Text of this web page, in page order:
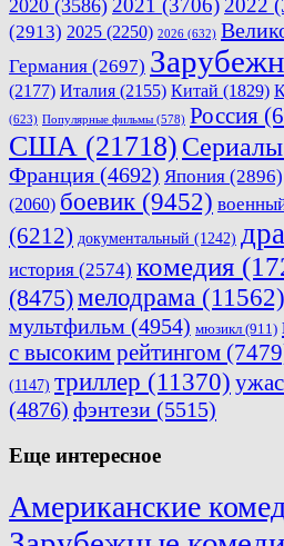
2020 (3586) 2021 (3706)2022
(2913) 2025 (2250) 2026 (632)
Германия (2697)
(2177) Италия (2155) Китай (1829)
(623) Популярные фильмы (578) Россия
США (21718) Сериалы
Франция (4692) Япония (2896)
(2060) боевик(9452)
(6212) документальный (1242)
история (2574) комедия
(8475)мелодрама (11562)
мультфильм (4954) мюзикл (911)
с высоким рейтингом
(1147) триллер (11370)
(4876) фэнтези (5515)
Еще интересное
Американские